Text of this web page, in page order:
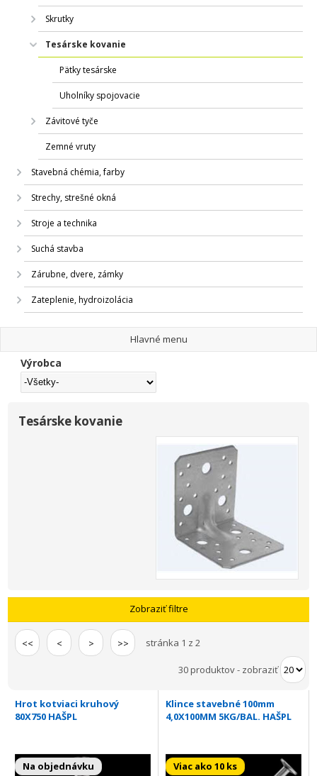
Skrutky
Tesárske kovanie
Pätky tesárske
Uholníky spojovacie
Závitové tyče
Zemné vruty
Stavebná chémia, farby
Strechy, strešné okná
Stroje a technika
Suchá stavba
Zárubne, dvere, zámky
Zateplenie, hydroizolácia
Hlavné menu
Výrobca
Tesárske kovanie
Zobraziť filtre
<< < > >> stránka 1 z 2
30 produktov- zobraziť
Hrot kotviaci kruhový
80X750 HAŠPL
Na objednávku
Klince stavebné 100mm
4,0X100MM 5KG/BAL. HAŠPL
Viac ako 10 ks